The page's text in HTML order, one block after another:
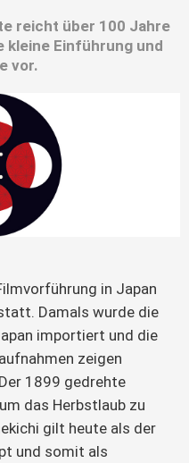
reicht über 100 Jahre
kleine Einführung und
vor.
in Japan
Damals wurde die
importiert und die
zeigen
1899 gedrehte
das Herbstlaub zu
gilt heute als der
und somit als